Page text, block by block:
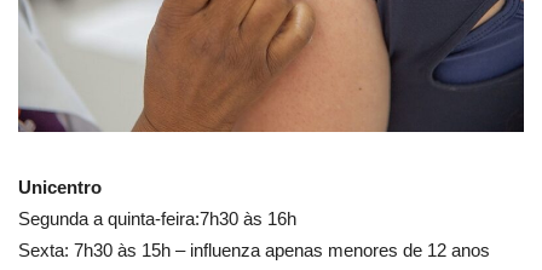
Unicentro
Segunda a quinta-feira:7h30 às 16h
Sexta: 7h30 às 15h – influenza apenas menores de 12 anos